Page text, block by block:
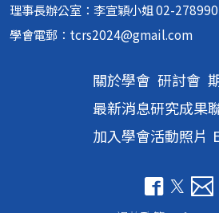
理事長辦公室：李宣穎小姐 02-
學會電郵： tcrs2024@gmail.com
關於學會
最新消息
加入學會
研討會
研究成果
活動照片